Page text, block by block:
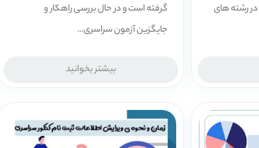
رتبه های تکرقمی کنکور 1400 در رشته های
گرفته است و در حال بررسی راهکار و
جایگزین آزمون سراسری...
بیشتر بخوانید